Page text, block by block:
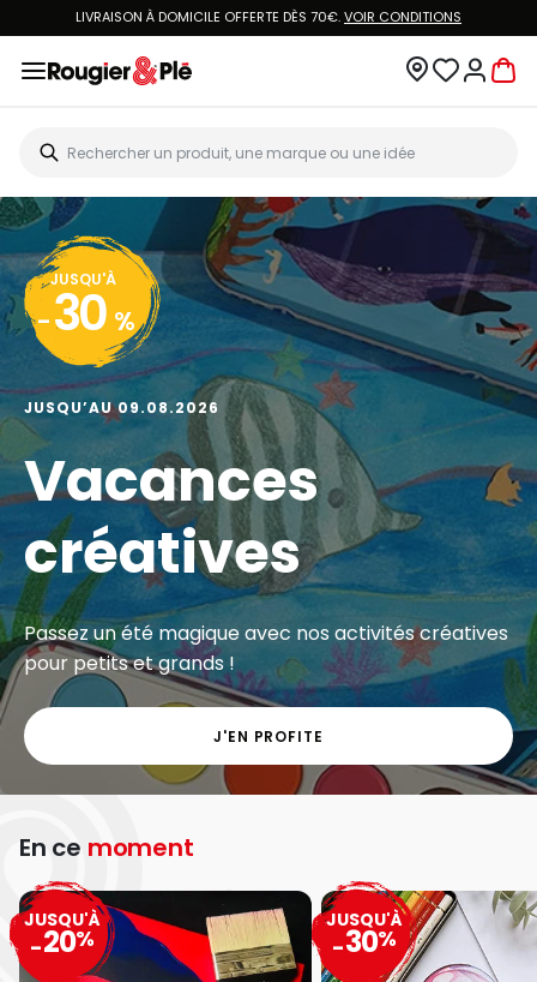
LIVRAISON À DOMICILE OFFERTE DÈS 70€.VOIR CONDITIONS
JUSQU'À
- 30 %
JUSQU’AU 09.08.2026
Vacances
créatives
Passez un été magique avec nos activités créatives
pour petits et grands !
J'EN PROFITE
En ce moment
JUSQU'À
-20%
JUSQU'À
-30%